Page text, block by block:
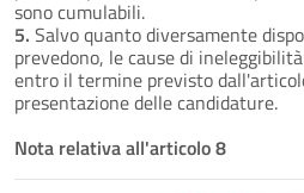
sono cumulabili.
5. Salvo quanto diversamente
prevedono, le cause di
entro il termine previsto
presentazione delle candidature.
Nota relativa all'articolo 8